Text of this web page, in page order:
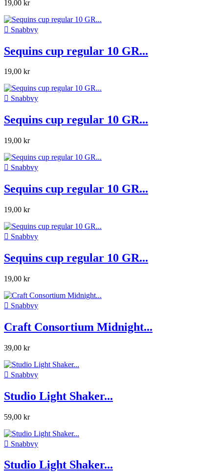
19,00 kr
 Snabbvy
Sequins cup regular 10 GR...
19,00 kr
 Snabbvy
Sequins cup regular 10 GR...
19,00 kr
 Snabbvy
Sequins cup regular 10 GR...
19,00 kr
 Snabbvy
Sequins cup regular 10 GR...
19,00 kr
 Snabbvy
Craft Consortium Midnight...
39,00 kr
 Snabbvy
Studio Light Shaker...
59,00 kr
 Snabbvy
Studio Light Shaker...